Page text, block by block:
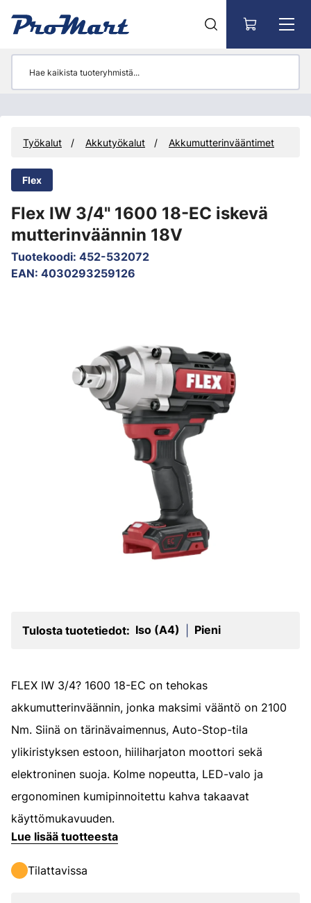
Työkalut Akkutyökalut Akkumutterinvääntimet
Flex
Flex IW 3/4" 1600 18-EC iskevä
mutterinväännin 18V
Tuotekoodi: 452-532072
EAN: 4030293259126
Tulosta tuotetiedot: Iso (A4) Pieni
FLEX IW 3/4? 1600 18-EC on tehokas
akkumutterinväännin, jonka maksimi vääntö on 2100
Nm. Siinä on tärinävaimennus, Auto-Stop-tila
ylikiristyksen estoon, hiiliharjaton moottori sekä
elektroninen suoja. Kolme nopeutta, LED-valo ja
ergonominen kumipinnoitettu kahva takaavat
käyttömukavuuden.
Lue lisää tuotteesta
Tilattavissa